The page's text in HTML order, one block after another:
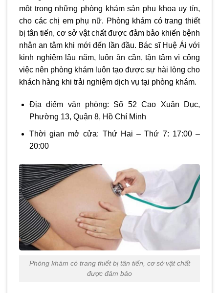
một trong những phòng khám sản phụ khoa uy tín,
cho các chị em phụ nữ. Phòng khám có trang thiết
bị tân tiến, cơ sở vật chất được đảm bảo khiến bệnh
nhân an tâm khi mới đến lần đầu. Bác sĩ Huệ Ái với
kinh nghiệm lâu năm, luôn ân cần, tận tâm vì công
việc nên phòng khám luôn tạo được sự hài lòng cho
khách hàng khi trải nghiệm dịch vụ tại phòng khám.
Địa điểm văn phòng: Số 52 Cao Xuân Dục,
Phường 13, Quận 8, Hồ Chí Minh
Thời gian mở cửa: Thứ Hai – Thứ 7: 17:00 –
20:00
Phòng khám có trang thiết bị tân tiến, cơ sở vật chất
được đảm bảo